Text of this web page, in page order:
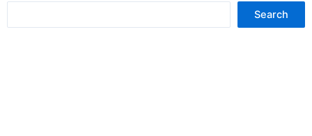
Search